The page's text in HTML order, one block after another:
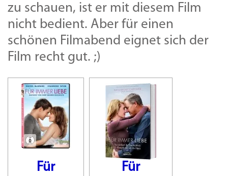
zu schauen, ist er mit diesem Film
nicht bedient. Aber für einen
schönen Filmabend eignet sich der
Film recht gut. ;)
Für
Für